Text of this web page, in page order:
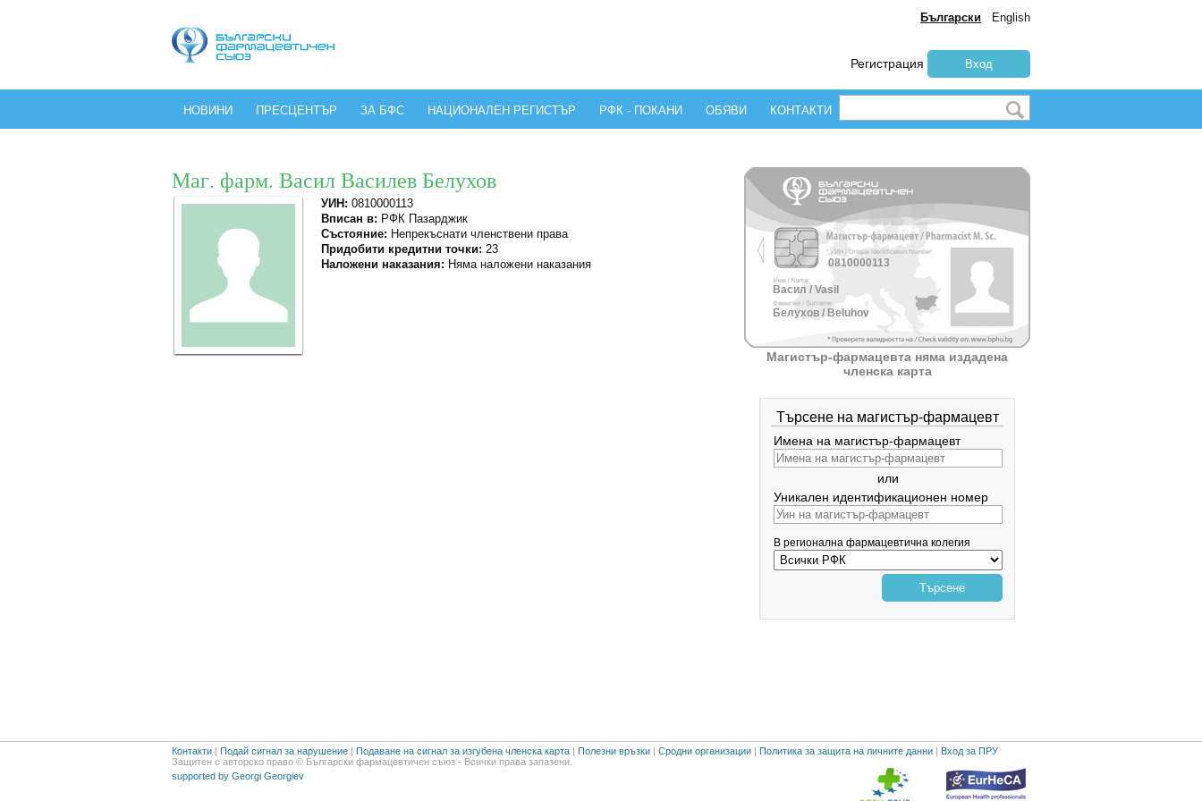
Български English
Регистрация Вход
НОВИНИ ПРЕСЦЕНТЪР ЗА БФС НАЦИОНАЛЕН РЕГИСТЪР РФК - ПОКАНИ ОБЯВИ КОНТАКТИ
Маг. фарм. Васил Василев Белухов
УИН: 0810000113
Вписан в: РФК Пазарджик
Състояние: Непрекъснати членствени права
Придобити кредитни точки: 23
Наложени наказания: Няма наложени наказания 0810000113
Васил / Vasil
Белухов / Beluhov
Магистър-фармацевта няма издадена
членска карта
Търсене на магистър-фармацевт
Имена на магистър-фармацевт
или
Уникален идентификационен номер
В регионална фармацевтична колегия
Търсене
Контакти | Подай сигнал за нарушение | Подаване на сигнал за изгубена членска карта | Полезни връзки | Сродни организации | Политика за защита на личните данни | Вход за ПРУ
Защитен с авторско право © Български фармацевтичен съюз - Всички права запазени.
supported by Georgi Georgiev